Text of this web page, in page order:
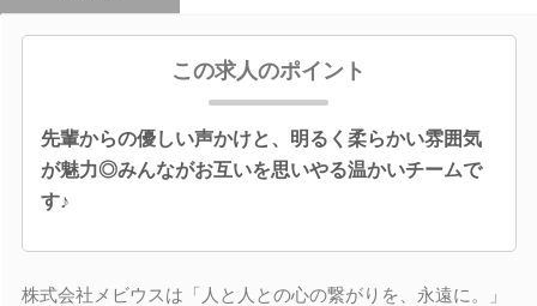
この求人のポイント
先輩からの優しい声かけと、明るく柔らかい雰囲気
が魅力◎みんながお互いを思いやる温かいチームで
す♪
株式会社メビウスは「人と人との心の繋がりを、永遠に。」